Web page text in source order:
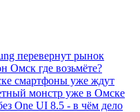
перевернут рынок
Омск где возьмёте?
смартфоны уже ждут
монстр уже в Омске
One UI 8.5 - в чём дело